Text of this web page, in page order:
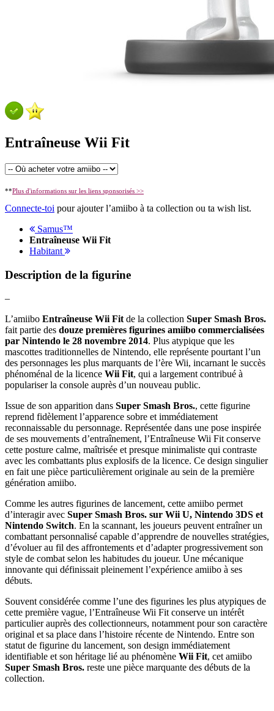
Entraîneuse Wii Fit
**Plus d'informations sur les liens sponsorisés >>
Connecte-toi pour ajouter l’amiibo à ta collection ou ta wish list.
Samus™
Entraîneuse Wii Fit
Habitant
Description de la figurine
–
L’amiibo Entraîneuse Wii Fit de la collection Super Smash Bros.
fait partie des douze premières figurines amiibo commercialisées
par Nintendo le 28 novembre 2014. Plus atypique que les
mascottes traditionnelles de Nintendo, elle représente pourtant l’un
des personnages les plus marquants de l’ère Wii, incarnant le succès
phénoménal de la licence Wii Fit, qui a largement contribué à
populariser la console auprès d’un nouveau public.
Issue de son apparition dans Super Smash Bros., cette figurine
reprend fidèlement l’apparence sobre et immédiatement
reconnaissable du personnage. Représentée dans une pose inspirée
de ses mouvements d’entraînement, l’Entraîneuse Wii Fit conserve
cette posture calme, maîtrisée et presque minimaliste qui contraste
avec les combattants plus explosifs de la licence. Ce design singulier
en fait une pièce particulièrement originale au sein de la première
génération amiibo.
Comme les autres figurines de lancement, cette amiibo permet
d’interagir avec Super Smash Bros. sur Wii U, Nintendo 3DS et
Nintendo Switch. En la scannant, les joueurs peuvent entraîner un
combattant personnalisé capable d’apprendre de nouvelles stratégies,
d’évoluer au fil des affrontements et d’adapter progressivement son
style de combat selon les habitudes du joueur. Une mécanique
innovante qui définissait pleinement l’expérience amiibo à ses
débuts.
Souvent considérée comme l’une des figurines les plus atypiques de
cette première vague, l’Entraîneuse Wii Fit conserve un intérêt
particulier auprès des collectionneurs, notamment pour son caractère
original et sa place dans l’histoire récente de Nintendo. Entre son
statut de figurine du lancement, son design immédiatement
identifiable et son héritage lié au phénomène Wii Fit, cet amiibo
Super Smash Bros. reste une pièce marquante des débuts de la
collection.